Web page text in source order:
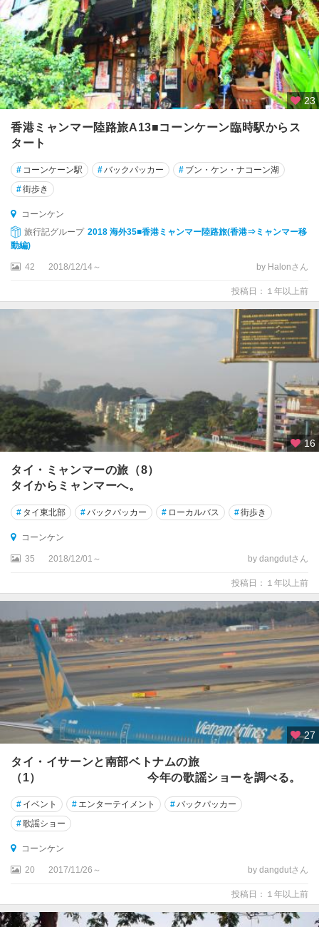
ャ
シ
ー
マ
ー
★
バ
ン
コ
★
タ
ヤ
★
ア
ヒ
ン
ラ
ン
プ
ラ
ー
ド
ー
・
タ
ー
ニ
ー
ウ
ボ
・
ラ
チ
ャ
ニ
カ
オ
23
香港ミャンマー陸路旅A13■コーンケーン臨時駅からス
タート
# コーンケーン駅 #バックパッカー # ブン・ケン・ナコーン湖
#街歩き
コーンケン
旅行記グループ 2018 海外35■香港ミャンマー陸路旅(香港⇒ミャンマー移
動編)
42 2018/12/14～ by Halonさん
投稿日：１年以上前
16
タイ・ミャンマーの旅（8）
タイからミャンマーへ。
# タイ東北部 #バックパッカー # ローカルバス #街歩き
コーンケン
35 2018/12/01～ by dangdutさん
投稿日：１年以上前
27
タイ・イサーンと南部ベトナムの旅
（1） 今年の歌謡ショーを調べる。
# イベント # エンターテイメント #バックパッカー
#歌謡ショー
コーンケン
20 2017/11/26～ by dangdutさん
投稿日：１年以上前